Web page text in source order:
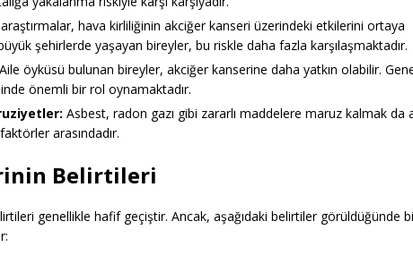
hava kirliliğinin akciğer kanseri üzerindeki etkilerini ortaya
şehirlerde yaşayan bireyler, bu riskle daha fazla karşılaşmaktadır.
Aile öyküsü bulunan bireyler, akciğer kanserine daha yatkın olabilir.
önemli bir rol oynamaktadır.
Asbest, radon gazı gibi zararlı maddelere maruz kalmak da
arasındadır.
Belirtileri
genellikle hafif geçiştir. Ancak, aşağıdaki belirtiler görüldüğünde